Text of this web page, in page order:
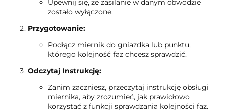
Upewnij się, że zasilanie w danym obwodzie
zostało wyłączone.
Przygotowanie:
Podłącz miernik do gniazdka lub punktu,
którego kolejność faz chcesz sprawdzić.
Odczytaj Instrukcję:
Zanim zaczniesz, przeczytaj instrukcję obsługi
miernika, aby zrozumieć, jak prawidłowo
korzystać z funkcji sprawdzania kolejności faz.